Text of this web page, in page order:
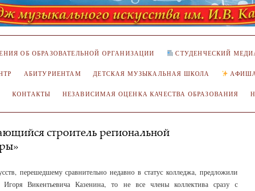
ОБ ОБРАЗОВАТЕЛЬНОЙ ОРГАНИЗАЦИИ СТУДЕНЧЕСКИЙ
АБИТУРИЕНТАМ ДЕТСКАЯ МУЗЫКАЛЬНАЯ ШКОЛА
КОНТАКТЫ НЕЗАВИСИМАЯ ОЦЕНКА КАЧЕСТВА ОБРАЗОВАНИЯ
строитель региональной
перешедшему сравнительно недавно в статус колледжа, предложили
Игоря Викентьевича Казенина, то не все члены коллектива сразу с